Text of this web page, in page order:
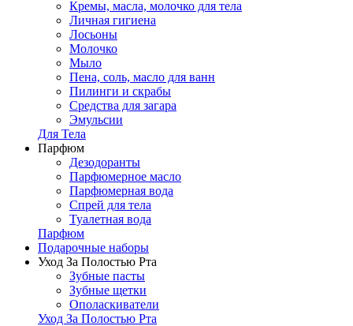
Кремы, масла, молочко для тела
Личная гигиена
Лосьоны
Молочко
Мыло
Пена, соль, масло для ванн
Пилинги и скрабы
Средства для загара
Эмульсии
Для Тела
Парфюм
Дезодоранты
Парфюмерное масло
Парфюмерная вода
Спрей для тела
Туалетная вода
Парфюм
Подарочные наборы
Уход За Полостью Рта
Зубные пасты
Зубные щетки
Ополаскиватели
Уход За Полостью Рта